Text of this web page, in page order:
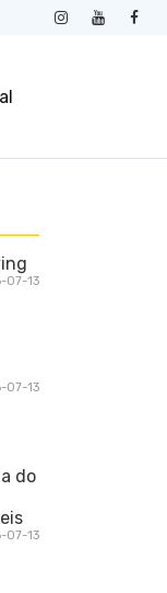
07-13
07-13
do
07-13